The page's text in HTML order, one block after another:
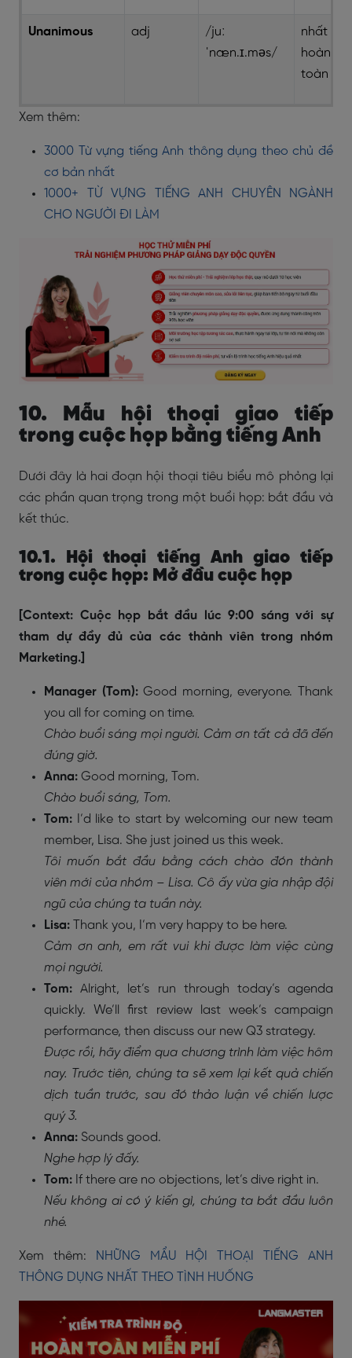
Unanimous adj
/juː
ˈnæn.ɪ.məs/
nhất trí
hoàn
toàn
Xem thêm:
3000 Từ vựng tiếng Anh thông dụng theo chủ đề
cơ bản nhất
1000+ TỪ VỰNG TIẾNG ANH CHUYÊN NGÀNH
CHO NGƯỜI ĐI LÀM
10. Mẫu hội thoại giao tiếp
trong cuộc họp bằng tiếng Anh
Dưới đây là hai đoạn hội thoại tiêu biểu mô phỏng lại
các phần quan trọng trong một buổi họp: bắt đầu và
kết thúc.
10.1. Hội thoại tiếng Anh giao tiếp
trong cuộc họp: Mở đầu cuộc họp
[Context: Cuộc họp bắt đầu lúc 9:00 sáng với sự
tham dự đầy đủ của các thành viên trong nhóm
Marketing.]
Manager (Tom):Good morning, everyone. Thank
you all for coming on time.
Chào buổi sáng mọi người. Cảm ơn tất cả đã đến
đúng giờ.
Anna: Good morning, Tom.
Chào buổi sáng, Tom.
Tom: I’d like to start by welcoming our new team
member, Lisa. She just joined us this week.
Tôi muốn bắt đầu bằng cách chào đón thành
viên mới của nhóm – Lisa. Cô ấy vừa gia nhập đội
ngũ của chúng ta tuần này.
Lisa: Thank you, I’m very happy to be here.
Cảm ơn anh, em rất vui khi được làm việc cùng
mọi người.
Tom: Alright, let’s run through today’s agenda
quickly. We’ll first review last week’s campaign
performance, then discuss our new Q3 strategy.
Được rồi, hãy điểm qua chương trình làm việc hôm
nay. Trước tiên, chúng ta sẽ xem lại kết quả chiến
dịch tuần trước, sau đó thảo luận về chiến lược
quý 3.
Anna: Sounds good.
Nghe hợp lý đấy.
Tom: If there are no objections, let’s dive right in.
Nếu không ai có ý kiến gì, chúng ta bắt đầu luôn
nhé.
Xem thêm:
NHỮNG MẨU HỘI THOẠI TIẾNG ANH
THÔNG DỤNG NHẤT THEO TÌNH HUỐNG